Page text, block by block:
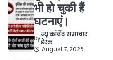
भी हो चुकी हैं
घटनाएं।
by
न्यू कॉर्बेट समाचार
डेस्क
August 7, 2026